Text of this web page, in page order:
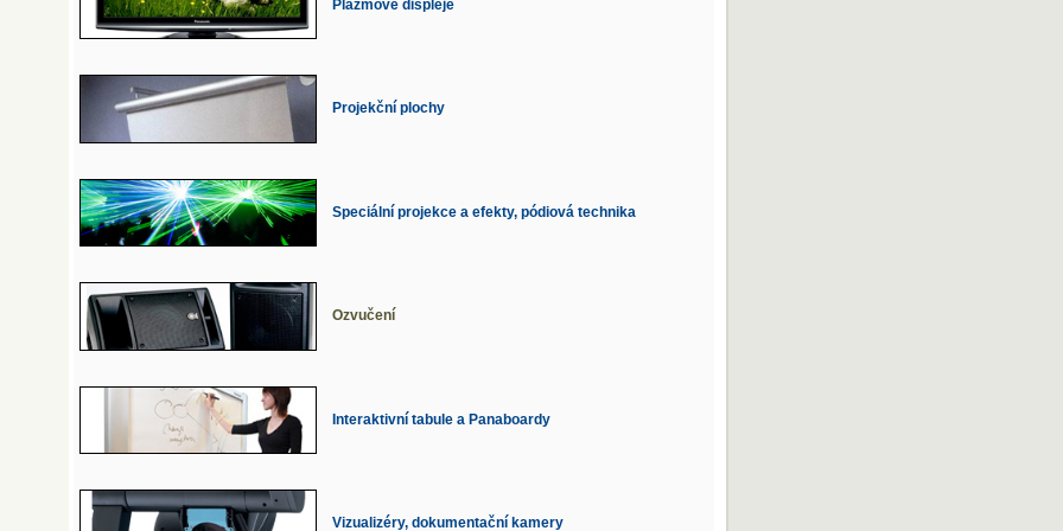
Plazmové displeje
Projekční plochy
Speciální projekce a efekty, pódiová technika
Ozvučení
Interaktivní tabule a Panaboardy
Vizualizéry, dokumentační kamery